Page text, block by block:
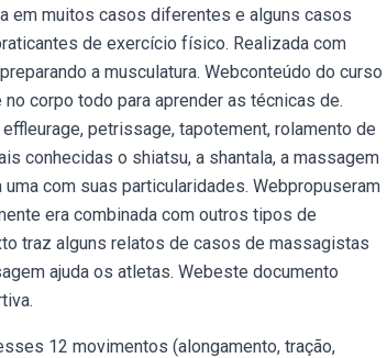
em muitos casos diferentes e alguns casos
de exercício físico. Realizada com
a musculatura. Webconteúdo do curso
corpo todo para aprender as técnicas de.
petrissage, tapotement, rolamento de
conhecidas o shiatsu, a shantala, a massagem
com suas particularidades. Webpropuseram
era combinada com outros tipos de
traz alguns relatos de casos de massagistas
ajuda os atletas. Webeste documento
12 movimentos (alongamento, tração,